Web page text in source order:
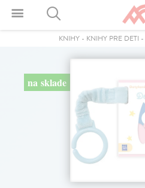
KNIHY - KNIHY PRE DETI -
na sklade